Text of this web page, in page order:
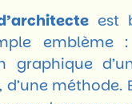
est
emblème
graphique
d’une méthode.